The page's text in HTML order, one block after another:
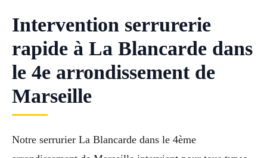
Intervention serrurerie
rapide à La Blancarde dans
le 4e arrondissement de
Marseille
Notre serrurier La Blancarde dans le 4ème